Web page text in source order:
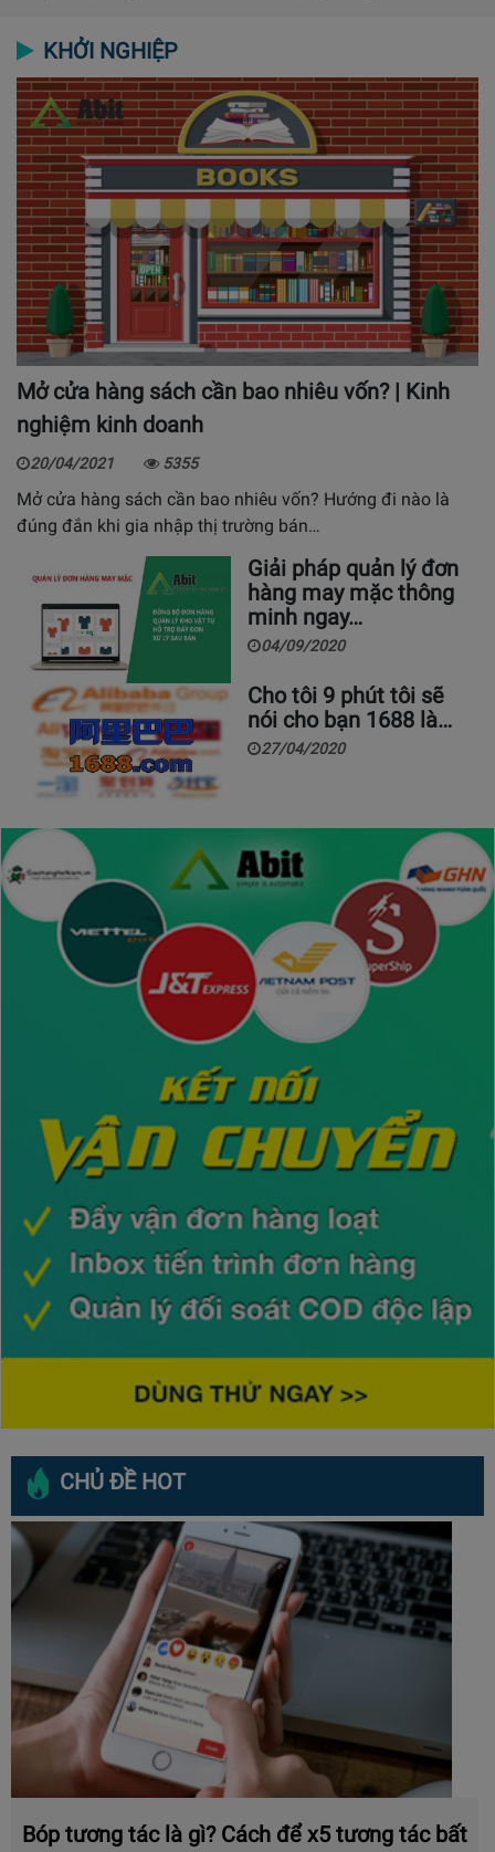
KHỞI NGHIỆP
Mở cửa hàng sách cần bao nhiêu vốn? | Kinh
nghiệm kinh doanh
20/04/2021 5355
Mở cửa hàng sách cần bao nhiêu vốn? Hướng đi nào là
đúng đắn khi gia nhập thị trường bán…
Giải pháp quản lý đơn
hàng may mặc thông
minh ngay…
04/09/2020
Cho tôi 9 phút tôi sẽ
nói cho bạn 1688 là…
27/04/2020
CHỦ ĐỀ HOT
Bóp tương tác là gì? Cách để x5 tương tác bất